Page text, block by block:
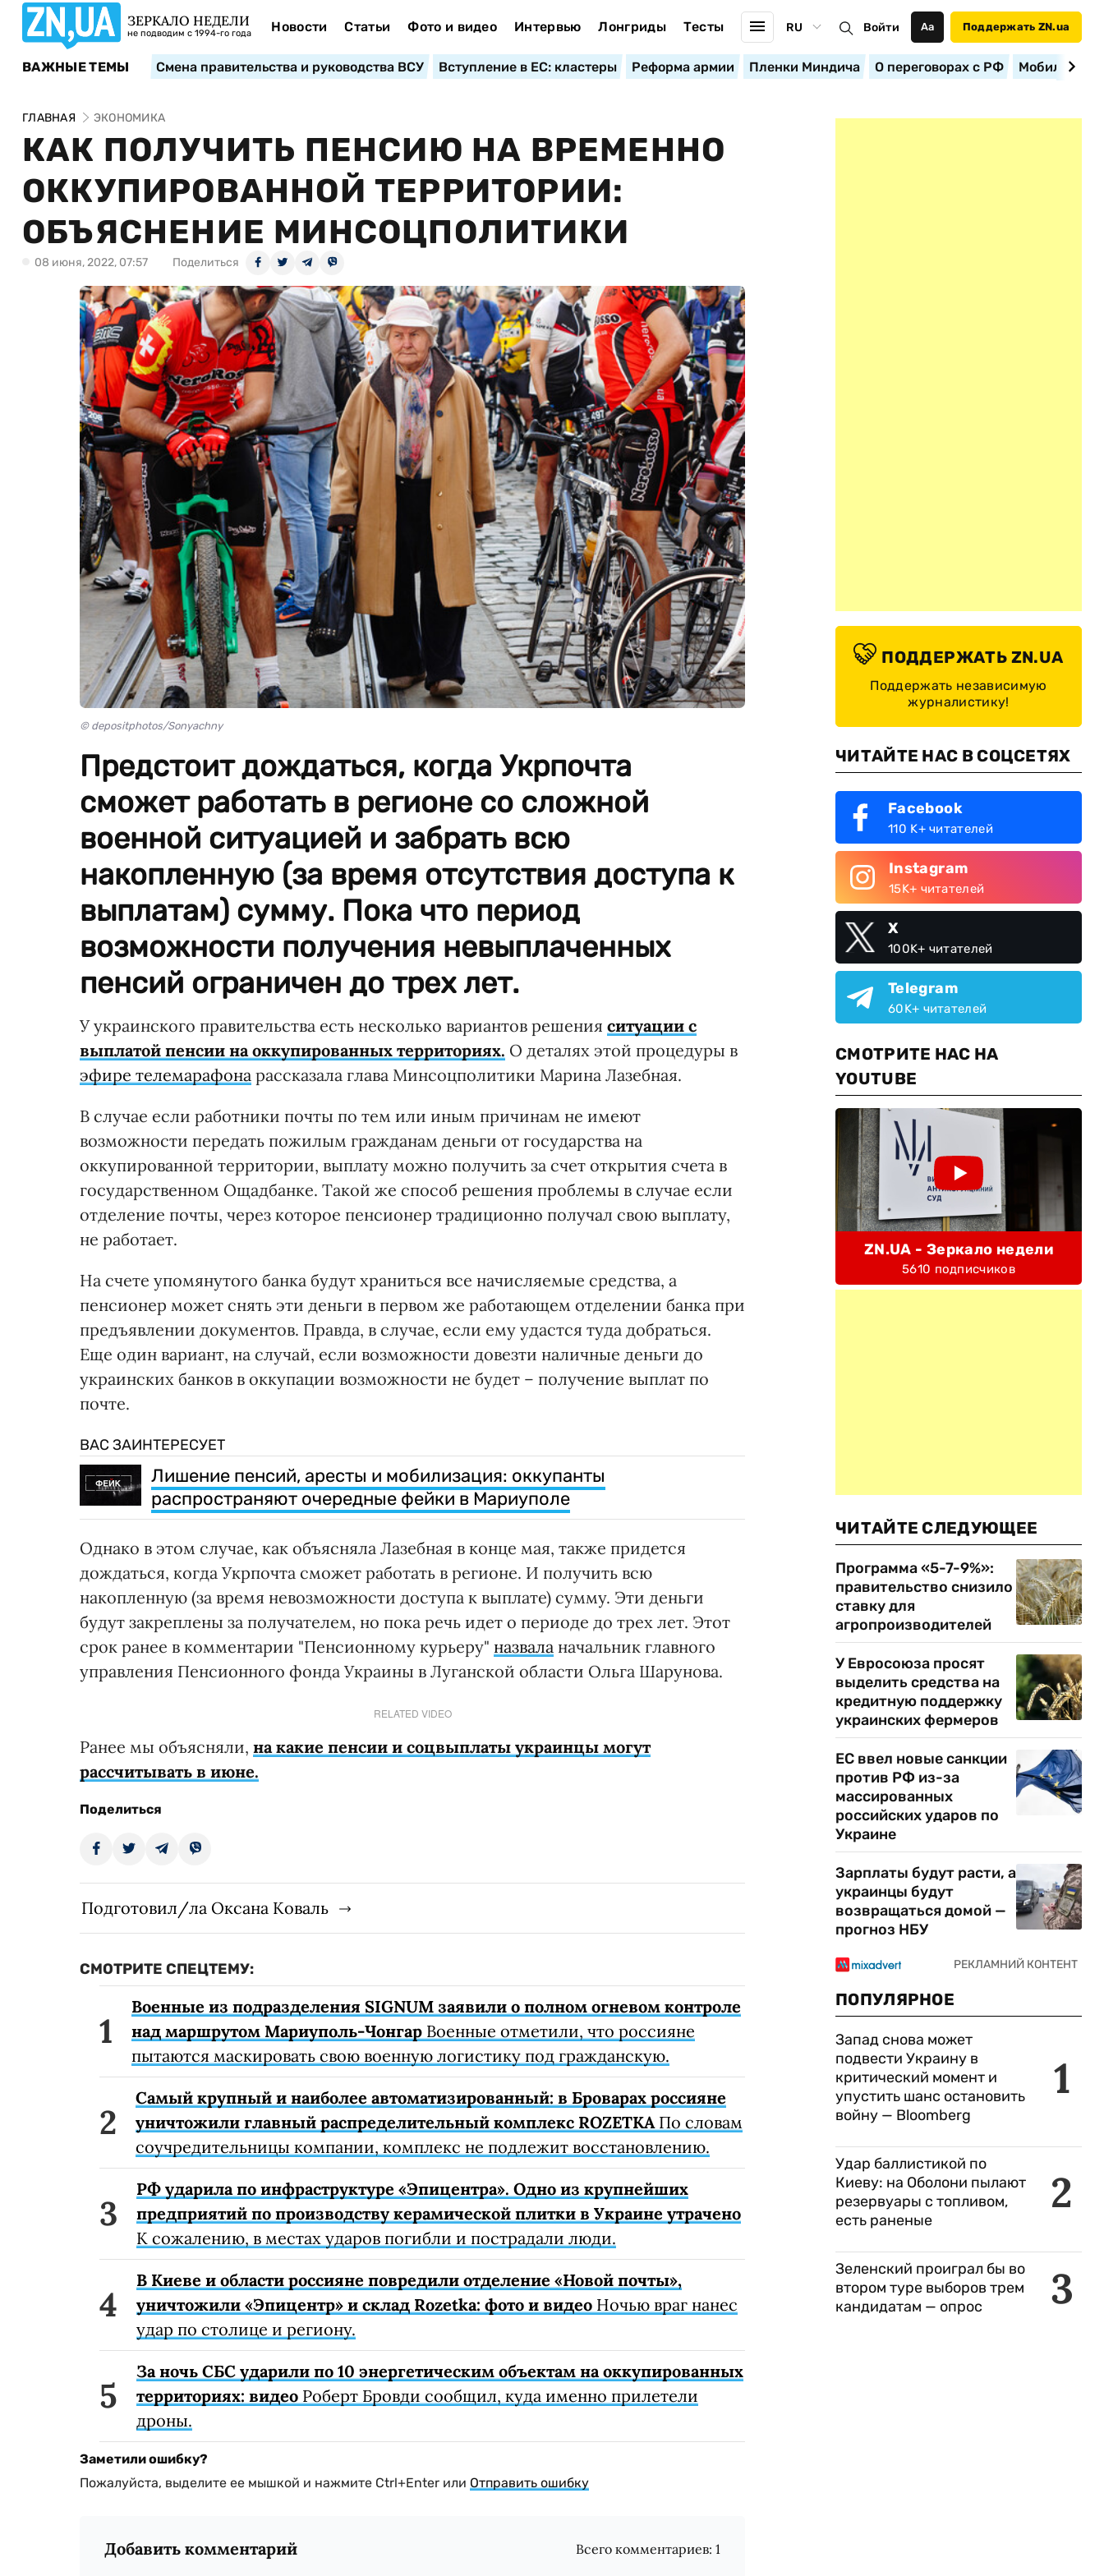
ЗЕРКАЛО НЕДЕЛИ
не подводим с 1994-го года Новости Статьи Фото и видео Интервью Лонгриды Тесты RU Войти Аа Поддержать ZN.ua
ВАЖНЫЕ ТЕМЫ Смена правительства и руководства ВСУ Вступление в ЕС: кластеры Реформа армии Пленки Миндича О переговорах с РФ
ГЛАВНАЯ ЭКОНОМИКА
КАК ПОЛУЧИТЬ ПЕНСИЮ НА ВРЕМЕННО
ОККУПИРОВАННОЙ ТЕРРИТОРИИ:
ОБЪЯСНЕНИЕ МИНСОЦПОЛИТИКИ
08 июня, 2022, 07:57 Поделиться
© depositphotos/Sonyachny
Предстоит дождаться, когда Укрпочта
сможет работать в регионе со сложной
военной ситуацией и забрать всю
накопленную (за время отсутствия доступа к
выплатам) сумму. Пока что период
возможности получения невыплаченных
пенсий ограничен до трех лет.
У украинского правительства есть несколько вариантов решения ситуации с
выплатой пенсии на оккупированных территориях. О деталях этой процедуры в
эфире телемарафона рассказала глава Минсоцполитики Марина Лазебная.
В случае если работники почты по тем или иным причинам не имеют
возможности передать пожилым гражданам деньги от государства на
оккупированной территории, выплату можно получить за счет открытия счета в
государственном Ощадбанке. Такой же способ решения проблемы в случае если
отделение почты, через которое пенсионер традиционно получал свою выплату,
не работает.
На счете упомянутого банка будут храниться все начисляемые средства, а
пенсионер может снять эти деньги в первом же работающем отделении банка при
предъявлении документов. Правда, в случае, если ему удастся туда добраться.
Еще один вариант, на случай, если возможности довезти наличные деньги до
украинских банков в оккупации возможности не будет – получение выплат по
почте.
ВАС ЗАИНТЕРЕСУЕТ
Лишение пенсий, аресты и мобилизация: оккупанты
распространяют очередные фейки в Мариуполе
Однако в этом случае, как объясняла Лазебная в конце мая, также придется
дождаться, когда Укрпочта сможет работать в регионе. И получить всю
накопленную (за время невозможности доступа к выплате) сумму. Эти деньги
будут закреплены за получателем, но пока речь идет о периоде до трех лет. Этот
срок ранее в комментарии "Пенсионному курьеру" назвала начальник главного
управления Пенсионного фонда Украины в Луганской области Ольга Шарунова.
RELATED VIDEO
Ранее мы объясняли, на какие пенсии и соцвыплаты украинцы могут
рассчитывать в июне.
Поделиться
Подготовил/ла Оксана Коваль
СМОТРИТЕ СПЕЦТЕМУ:
Военные из подразделения SIGNUM заявили о полном огневом контроле
над маршрутом Мариуполь-Чонгар Военные отметили, что россияне
пытаются маскировать свою военную логистику под гражданскую.
Самый крупный и наиболее автоматизированный: в Броварах россияне
уничтожили главный распределительный комплекс ROZETKAПо словам
соучредительницы компании, комплекс не подлежит восстановлению.
РФ ударила по инфраструктуре «Эпицентра». Одно из крупнейших
предприятий по производству керамической плитки в Украине утрачено
К сожалению, в местах ударов погибли и пострадали люди.
В Киеве и области россияне повредили отделение «Новой почты»,
уничтожили «Эпицентр» и склад Rozetka: фото и видео Ночью враг нанес
удар по столице и региону.
За ночь СБС ударили по 10 энергетическим объектам на оккупированных
территориях: видео Роберт Бровди сообщил, куда именно прилетели
дроны.
Заметили ошибку?
Пожалуйста, выделите ее мышкой и нажмите Ctrl+Enter или Отправить ошибку
Добавить комментарий Всего комментариев:1
ПОДДЕРЖАТЬ ZN.UA
Поддержать независимую
журналистику!
ЧИТАЙТЕ НАС В СОЦСЕТЯХ
Facebook
110 K+ читателей
Instagram
15K+ читателей
X
100K+ читателей
Telegram
60K+ читателей
СМОТРИТЕ НАС НА
YOUTUBE
ZN.UA - Зеркало недели
5610 подписчиков
ЧИТАЙТЕ СЛЕДУЮЩЕЕ
Программа «5-7-9%»:
правительство снизило
ставку для
агропроизводителей
У Евросоюза просят
выделить средства на
кредитную поддержку
украинских фермеров
ЕС ввел новые санкции
против РФ из-за
массированных
российских ударов по
Украине
Зарплаты будут расти, а
украинцы будут
возвращаться домой —
прогноз НБУ
ПОПУЛЯРНОЕ
1
Запад снова может
подвести Украину в
критический момент и
упустить шанс остановить
войну — Bloomberg
2
Удар баллистикой по
Киеву: на Оболони пылают
резервуары с топливом,
есть раненые
3
Зеленский проиграл бы во
втором туре выборов трем
кандидатам — опрос